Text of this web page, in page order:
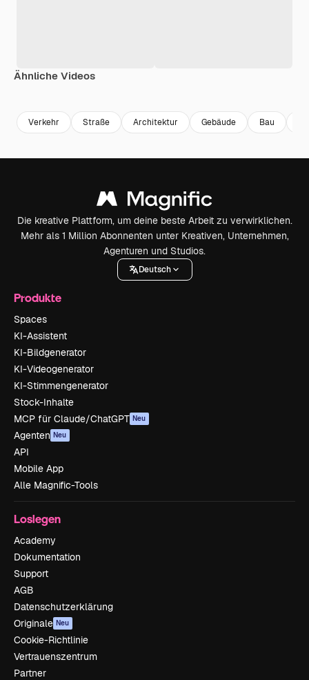
Ähnliche Videos
Verkehr Straße Architektur Gebäude Bau
Die kreative Plattform, um deine beste Arbeit zu verwirklichen.
Mehr als 1 Million Abonnenten unter Kreativen, Unternehmen,
Agenturen und Studios.
Deutsch
Produkte
Spaces
KI-Assistent
KI-Bildgenerator
KI-Videogenerator
KI-Stimmengenerator
Stock-Inhalte
MCP für Claude/ChatGPT Neu
Agenten Neu
API
Mobile App
Alle Magnific-Tools
Loslegen
Academy
Dokumentation
Support
AGB
Datenschutzerklärung
Originale Neu
Cookie-Richtlinie
Vertrauenszentrum
Partner